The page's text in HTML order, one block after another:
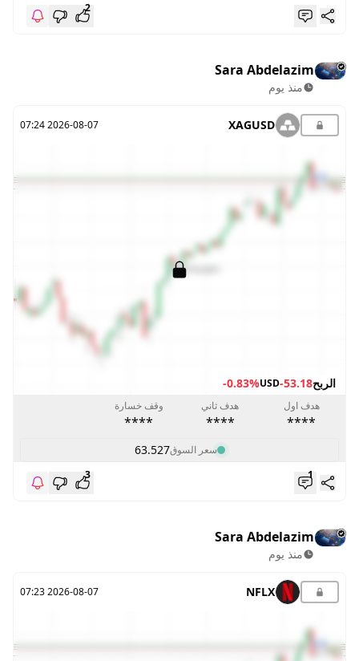
2
Sara Abdelazim
منذ يوم
XAGUSD
2026-08-07 07:24
الربح-53.18
USD
-0.83%
هدف اول
****
هدف ثاني
****
وقف خسارة
****
سعر السوق63.527
1
3
Sara Abdelazim
منذ يوم
NFLX
2026-08-07 07:23